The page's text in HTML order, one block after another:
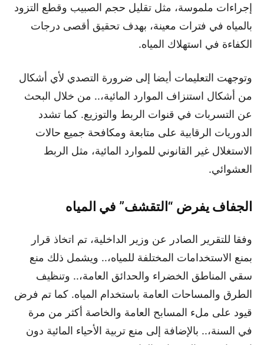
إجراءات ملموسة، مثل تقليل حجم الصبيب وقطع التزود
بالمياه في فترات معينة، بهدف تحقيق أقصى درجات
الكفاءة في استهلاك المياه.
وتوجهت التعليمات أيضا إلى ضرورة التصدي لأي أشكال
من أشكال استنزاف الموارد المائية،.. من خلال البحث
عن التسربات في قنوات الربط والتوزيع. كما تشدد
الدوريات الرقابية على متابعة ومكافحة جميع حالات
الاستغلال غير القانوني للموارد المائية، مثل الربط
العشوائي.
الجفاف يفرض “التقشف” في المياه
وفقا للتقرير الصادر عن وزير الداخلية، تم اتخاذ قرار
بمنع الاستخدامات المختلفة للمياه،.. ويشمل ذلك منع
سقي المناطق الخضراء والحدائق العامة،.. وتنظيف
الطرق والمساحات العامة باستخدام المياه. كما تم فرض
قيود على ملء المسابح العامة والخاصة أكثر من مرة
في السنة،.. بالإضافة إلى منع تربية الأحياء المائية دون